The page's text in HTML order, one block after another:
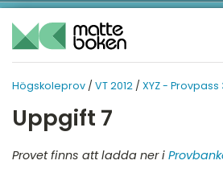
Högskoleprov / VT 2012 / XYZ - Provpass
Uppgift 7
Provet finns att ladda ner i
Översikt
2026